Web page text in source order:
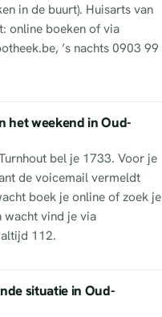
in de buurt). Huisarts van
online boeken of via
’s nachts 0903 99
het weekend in Oud-
bel je 1733. Voor je
de voicemail vermeldt
boek je online of zoek je
wacht vind je via
112.
situatie in Oud-